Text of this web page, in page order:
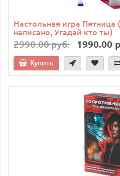
Настольная игра Пятница
написано, Угадай кто ты)
2990.00 руб. 1990.00
Купить